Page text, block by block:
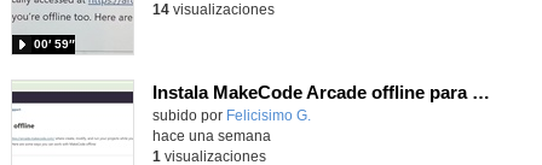
00′ 59″
14visualizaciones
Instala MakeCode Arcade offline para programar grandes juegos sin necesidad de Internet
Contenido educativo.
subido por Felicisimo G.
hace una semana
1 visualizaciones